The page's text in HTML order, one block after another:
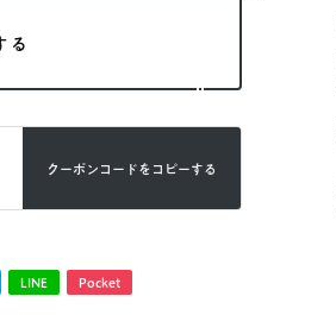
る
クーポンコードを コピーする
LINE Pocket